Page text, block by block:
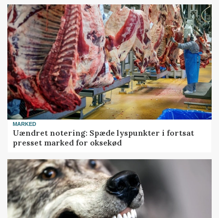
MARKED
Uændret notering: Spæde lyspunkter i fortsat
presset marked for oksekød